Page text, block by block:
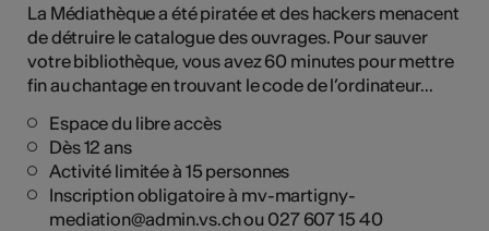
La Médiathèque a été piratée et des hackers menacent
de détruire le catalogue des ouvrages. Pour sauver
votre bibliothèque, vous avez 60 minutes pour mettre
fin au chantage en trouvant le code de l’ordinateur...
Espace du libre accès
Dès 12 ans
Activité limitée à 15 personnes
Inscription obligatoire à mv-martigny-
mediation@admin.vs.ch ou 027 607 15 40